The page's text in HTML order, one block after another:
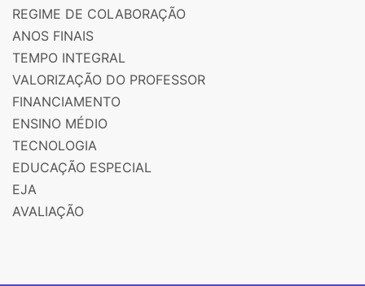
REGIME DE COLABORAÇÃO
ANOS FINAIS
TEMPO INTEGRAL
VALORIZAÇÃO DO PROFESSOR
FINANCIAMENTO
ENSINO MÉDIO
TECNOLOGIA
EDUCAÇÃO ESPECIAL
EJA
AVALIAÇÃO